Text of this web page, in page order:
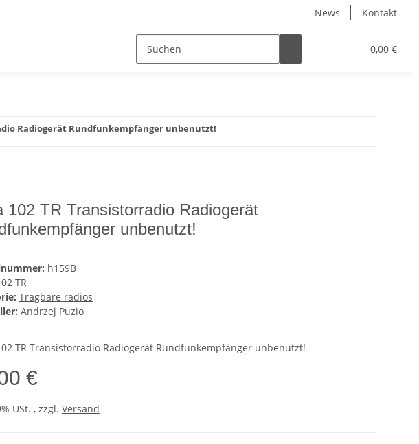
News Kontakt
0,00 €
Radiogerät Rundfunkempfänger unbenutzt!
102 TR Transistorradio Radiogerät
unbenutzt!
h159B
TR
Tragbare radios
Andrzej Puzio
TR Transistorradio Radiogerät Rundfunkempfänger unbenutzt!
€
USt. , zzgl. Versand